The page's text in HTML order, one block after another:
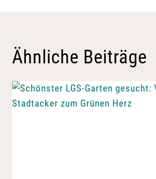
Ähnliche Beiträge